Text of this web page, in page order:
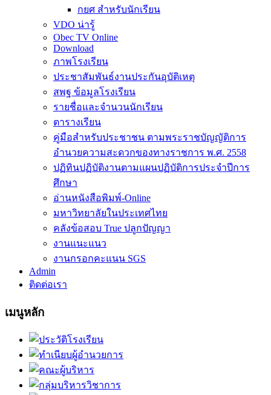
กยศ สำหรับนักเรียน
VDO น่ารู้
Obec TV Online
Download
ภาพโรงเรียน
ประชาสัมพันธ์งานประกันอุบัติเหตุ
สพฐ ข้อมูลโรงเรียน
รายชื่อและจำนวนนักเรียน
ตารางเรียน
คู่มือสำหรับประชาชน ตามพระราชบัญญัติการ
อำนวยความสะดวกของทางราชการ พ.ศ. 2558
ปฏิทินปฏิบัติงานตามแผนปฏิบัติการประจำปีการ
ศึกษา
อ่านหนังสือพิมพ์-Online
มหาวิทยาลัยในประเทศไทย
คลังข้อสอบ True ปลูกปัญญา
งานแนะแนว
งานกรอกคะแนน SGS
Admin
ติดต่อเรา
เมนูหลัก